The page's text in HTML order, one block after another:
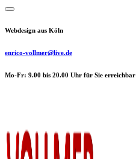
Webdesign aus Köln
enrico-vollmer@live.de
Mo-Fr: 9.00 bis 20.00 Uhr für Sie erreichbar